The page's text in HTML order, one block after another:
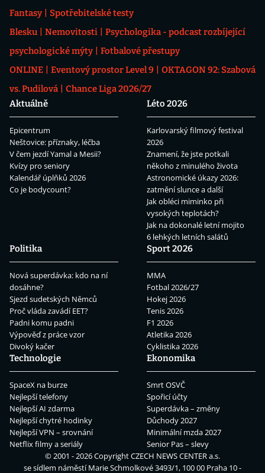
Fantasy
Spotřebitelské testy
Blesku
Nemovitosti
Psychologika - podcast rozbíjející
psychologické mýty
Fotbalové přestupy
ONLINE
Eventový prostor Level 9
OKTAGON 92: Szabová
vs. Pudilová
Chance Liga 2026/27
Aktuálně
Epicentrum
Neštovice: příznaky, léčba
V čem jezdí Yamal a Mesii?
Kvízy pro seniory
Kalendář úplňků 2026
Co je bodycount?
Léto 2026
Karlovarský filmový festival
2026
Znamení, že jste potkali
někoho z minulého života
Astronomické úkazy 2026:
zatmění slunce a další
Jak obléci miminko při
vysokých teplotách?
Jak na dokonalé letní mojito
6 lehkých letních salátů
Politika
Nová superdávka: kdo na ní
dosáhne?
Sjezd sudetských Němců
Proč vláda zavádí EET?
Padni komu padni
Výpověď z práce vzor
Divoký kačer
Sport 2026
MMA
Fotbal 2026/27
Hokej 2026
Tenis 2026
F1 2026
Atletika 2026
Cyklistika 2026
Technologie
SpaceX na burze
Nejlepší telefony
Nejlepší AI zdarma
Nejlepší chytré hodinky
Nejlepší VPN – srovnání
Netflix filmy a seriály
Ekonomika
Smrt OSVČ
Spořicí účty
Superdávka – změny
Důchody 2027
Minimální mzda 2027
Senior Pas – slevy
© 2001 - 2026 CopyrightCZECH NEWS CENTER a.s.
se sídlem náměstí Marie Schmolkové 3493/1, 100 00 Praha 10 -